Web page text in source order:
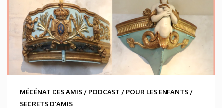
MÉCÉNAT DES AMIS / PODCAST / POUR LES ENFANTS /
SECRETS D'AMIS